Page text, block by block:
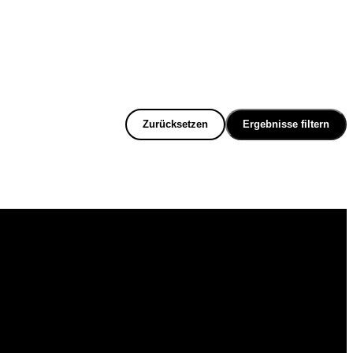
Zurücksetzen Ergebnisse filtern